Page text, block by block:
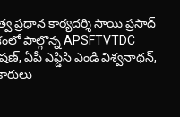
ప్రధాన కార్యదర్శి సాయి ప్రసాద్
పాల్గొన్న APSFTVTDC
ఏపీ ఎఫ్డిసి ఎండి విశ్వనాథన్,